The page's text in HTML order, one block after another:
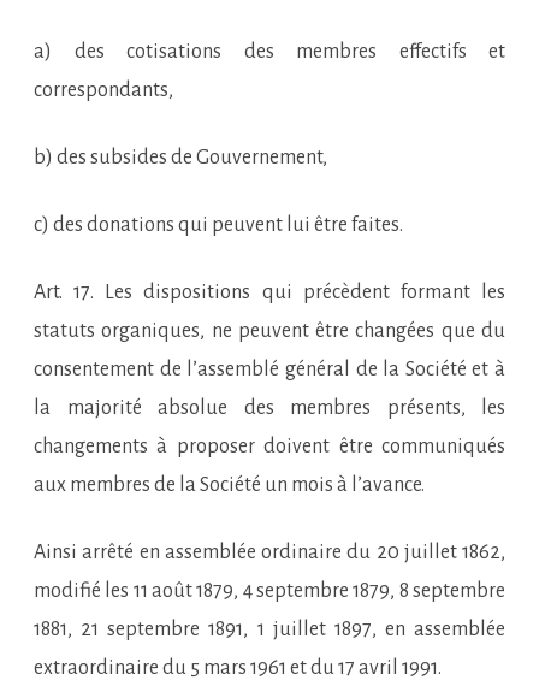
a) des cotisations des membres effectifs et
correspondants,
b) des subsides de Gouvernement,
c) des donations qui peuvent lui être faites.
Art. 17. Les dispositions qui précèdent formant les
statuts organiques, ne peuvent être changées que du
consentement de l’assemblé général de la Société et à
la majorité absolue des membres présents, les
changements à proposer doivent être communiqués
aux membres de la Société un mois à l’avance.
Ainsi arrêté en assemblée ordinaire du 20 juillet 1862,
modifié les 11 août 1879, 4 septembre 1879, 8 septembre
1881, 21 septembre 1891, 1 juillet 1897, en assemblée
extraordinaire du 5 mars 1961 et du 17 avril 1991.